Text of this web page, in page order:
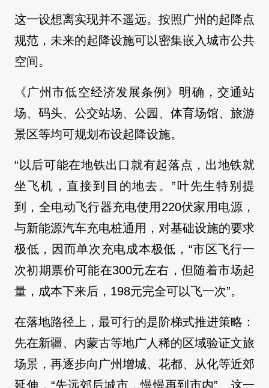
这一设想离实现并不遥远。按照广州的起降点
规范，未来的起降设施可以密集嵌入城市公共
空间。
《广州市低空经济发展条例》明确，交通站
场、码头、公交站场、公园、体育场馆、旅游
景区等均可规划布设起降设施。
“以后可能在地铁出口就有起落点，出地铁就
坐飞机，直接到目的地去。”叶先生特别提
到，全电动飞行器充电使用220伏家用电源，
与新能源汽车充电桩通用，对基础设施的要求
极低，因而单次充电成本极低，“市区飞行一
次初期票价可能在300元左右，但随着市场起
量，成本下来后，198元完全可以飞一次”。
在落地路径上，最可行的是阶梯式推进策略：
先在新疆、内蒙古等地广人稀的区域验证文旅
场景，再逐步向广州增城、花都、从化等近郊
延伸，“先远郊后城市，慢慢再到市内”。这一